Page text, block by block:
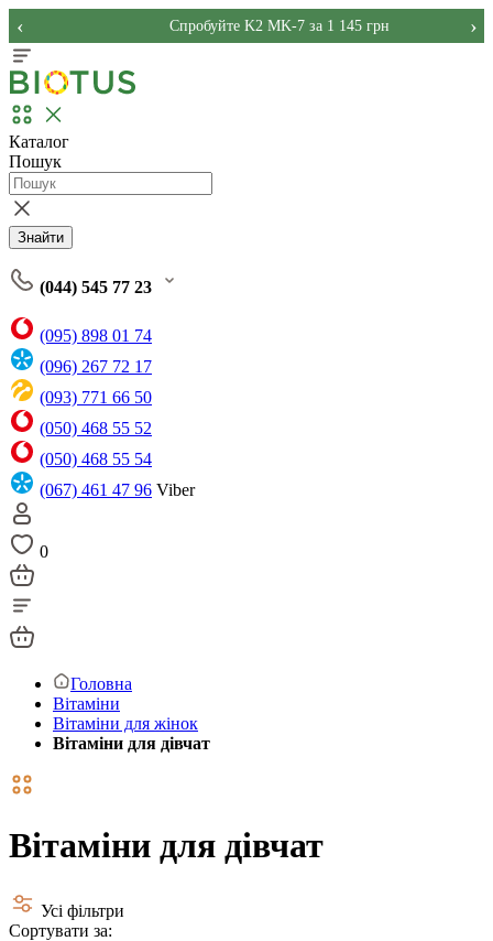
Спробуйте K2 MK-7 за 1 145 грн
‹ ›
Каталог
Пошук
Знайти
(044) 545 77 23
(095) 898 01 74
(096) 267 72 17
(093) 771 66 50
(050) 468 55 52
(050) 468 55 54
(067) 461 47 96 Viber
0
Головна
Вітаміни
Вітаміни для жінок
Вітаміни для дівчат
Вітаміни для дівчат
Усі фільтри
Сортувати за: